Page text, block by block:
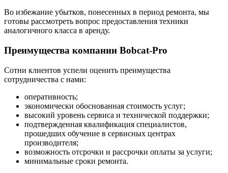
Во избежание убытков, понесенных в период ремонта, мы
готовы рассмотреть вопрос предоставления техники
аналогичного класса в аренду.
Преимущества компании Bobcat-Pro
Сотни клиентов успели оценить преимущества
сотрудничества с нами:
оперативность;
экономически обоснованная стоимость услуг;
высокий уровень сервиса и технической поддержки;
подтвержденная квалификация специалистов,
прошедших обучение в сервисных центрах
производителя;
возможность отсрочки и рассрочки оплаты за услуги;
минимальные сроки ремонта.